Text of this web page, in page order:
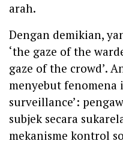
arah.
Dengan demikian,
‘the gaze of the
gaze of the crowd’.
menyebut fenomena
surveillance’:
subjek secara
mekanisme kontrol